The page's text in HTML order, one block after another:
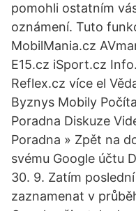
pomohli ostatním
oznámení. Tuto
MobilMania.cz
E15.cz iSport.cz
Reflex.cz více el
Byznys Mobily
Poradna Diskuze
Poradna » Zpět na
svému Google účtu
30. 9. Zatím
zaznamenat v